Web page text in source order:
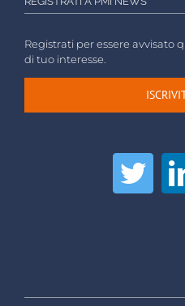
Registrati per essere
di tuo interesse.